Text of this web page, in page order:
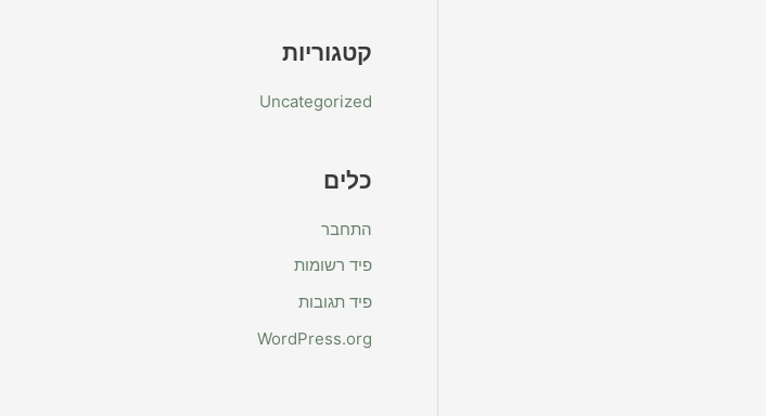
קטגוריות
Uncategorized
כלים
התחבר
פיד רשומות
פיד תגובות
WordPress.org